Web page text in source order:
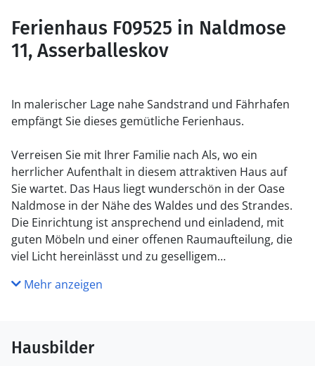
Ferienhaus F09525 in Naldmose
11, Asserballeskov
In malerischer Lage nahe Sandstrand und Fährhafen
empfängt Sie dieses gemütliche Ferienhaus.
Verreisen Sie mit Ihrer Familie nach Als, wo ein
herrlicher Aufenthalt in diesem attraktiven Haus auf
Sie wartet. Das Haus liegt wunderschön in der Oase
Naldmose in der Nähe des Waldes und des Strandes.
Die Einrichtung ist ansprechend und einladend, mit
guten Möbeln und einer offenen Raumaufteilung, die
viel Licht hereinlässt und zu geselligem
Tag die Ruhe genießen oder einen Spaziergang auf
genießen Sie Ihre Mahlzeiten am Esstisch mit Blick in
den Garten.
Mehr anzeigen
Hausbilder